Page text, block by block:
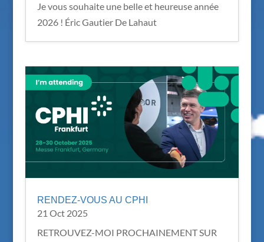
Je vous souhaite une belle et heureuse année
2026 ! Éric Gautier De Lahaut
RENDEZ-VOUS AU CPHI
21 Oct 2025
RETROUVEZ-MOI PROCHAINEMENT SUR